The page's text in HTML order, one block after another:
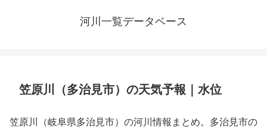
河川一覧データベース
笠原川（多治見市）の天気予報｜水位
笠原川（岐阜県多治見市）の河川情報まとめ。多治見市の